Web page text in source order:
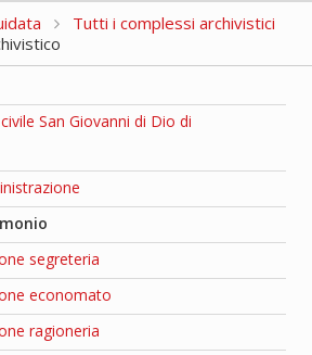
Tutti i complessi archivistici
San Giovanni di Dio di
segreteria
economato
ragioneria